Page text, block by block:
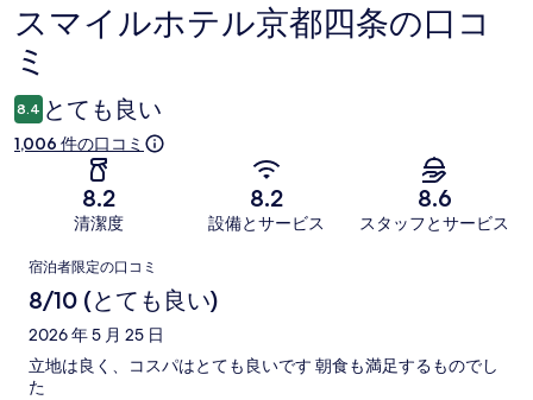
口
コ
ミ
スマイルホテル京都四条の口コ
ミ
8.4 とても良い
1,006 件の口コミ
8.2
清潔度
8.2
設備とサービス
8.6
スタッフとサービス
口
コ
ミ
宿泊者限定の口コミ
8/10 (とても良い)
2026 年 5 月 25 日
立地は良く、コスパはとても良いです 朝食も満足するものでし
た